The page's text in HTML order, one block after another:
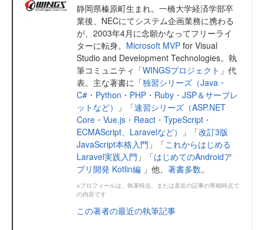
静岡県榛原町生まれ。一橋大学経済学部卒
業後、NECにてシステム企画業務に携わる
が、2003年4月に念願かなってフリーライ
ターに転身。 Microsoft MVP for Visual
Studio and Development Technologies。執
筆コミュニティ「WINGSプロジェクト 」代
表。主な著書に「独習シリーズ（Java・
C#・Python・PHP・Ruby・JSP＆サーブレ
ットなど）
」「速習シリーズ（ASP.NET
Core・Vue.js・React・TypeScript・
ECMAScript、Laravelなど）
」「改訂3版
JavaScript本格入門 」「これからはじめる
Laravel実践入門 」「はじめてのAndroidア
プリ開発 Kotlin編 」他、 著書多数。
※プロフィールは、執筆時点、または直近の記事の寄稿時点で
の内容です
この著者の最近の執筆記事